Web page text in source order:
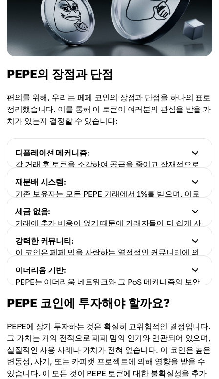
PEPE의 장점과 단점
편의를 위해, 우리는 페페 코인의 장점과 단점을 하나의 표로
정리했습니다. 이를 통해 이 토큰이 여러분의 관심을 받을 가
치가 있는지 결정할 수 있습니다:
디플레이션 메커니즘:
각 거래 후 토큰을 소각하여 공급을 줄이고 잠재적으로
가치를 높입니다.
실제 유틸리티 없음:
PEPE는 실제 세계에서 사용 사례나 가치를 가지고 있지
않습니다.
재분배 시스템:
기존 보유자는 모든 PEPE 거래에서 1%를 받으며, 이로
인해 장기 투자가 적합한 토큰입니다.
높은 변동성:
meme 코인으로서 PEPE의 가치는 급격하게 변동할 수
있어 리스크가 큰 투자입니다.
세금 없음:
거래에 추가 비용이 없기 때문에 거래자들이 더 쉽게 사
고팔 수 있습니다.
익명 개발 팀:
알려진 창립자는 있지만, 현재 PEPE 코인을 관리하는
팀은 알려지지 않았으며, 이는 투명성과 신뢰성에 대한
우려를 일으킬 수 있습니다.
강력한 커뮤니티:
이 코인은 페페 밈을 사랑하는 열정적인 커뮤니티에 의
해 지원되어, 사용자 수가 증가함에 따라 가격을 끌어올
립니다.
단점
대량의 토큰이 사용자의 동의 없이 이동된 사례가 있어
커뮤니티가 토큰의 투명성과 신뢰성에 대해 의문을 제
기했습니다.
이더리움 기반:
PEPE는 이더리움 네트워크와 그 PoS 메커니즘의 보안
사기 위험:
같은 이름이나 유사한 티커를 사용하는 카피캣 코인들
이 있어 투자자들을 속이거나 사기를 유발할 수 있습니
다.
PEPE 코인에 투자해야 할까요?
PEPE에 장기 투자하는 것은 확실히 고위험적인 결정입니다.
그 가치는 거의 전적으로 페페 밈의 인기와 연관되어 있으며,
실질적인 사용 사례나 가치가 전혀 없습니다. 이 코인은 높은
변동성, 사기, 또는 카피캣 프로젝트에 의해 영향을 받을 수
있습니다. 이 모든 것이 PEPE 토큰에 대한 불확실성을 추가